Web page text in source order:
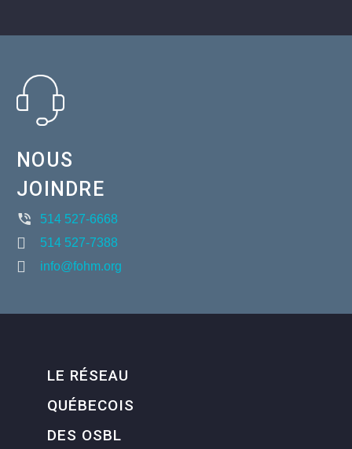
NOUS
JOINDRE
514 527-6668
514 527-7388
info@fohm.org
LE RÉSEAU
QUÉBECOIS
DES OSBL